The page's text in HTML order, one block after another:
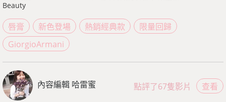
Beauty
唇膏 新色登場 熱銷經典款
限量回歸
GiorgioArmani
內容編輯 哈雷蜜 查看
點評了67隻影片